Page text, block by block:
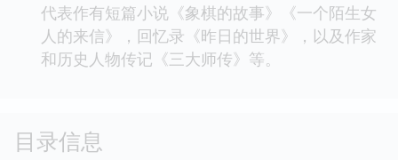
代表作有短篇小说《象棋的故事》《一个陌生女
人的来信》，回忆录《昨日的世界》，以及作家
和历史人物传记《三大师传》等。
目录信息